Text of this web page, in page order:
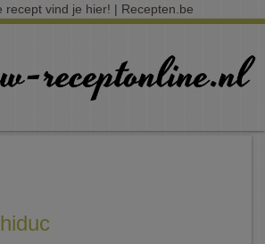
recept vind je hier! | Recepten.be